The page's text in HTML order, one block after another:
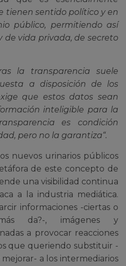
tienen sentido político y en
público, permitiendo así
vida privada, de secreto
la transparencia suele
a disposición de los
que estos datos sean
inteligible para la
es condición
pero no la garantiza“.
nuevos urinarios públicos
de este concepto de
una visibilidad continua
a la industria mediática.
informaciones -ciertas o
da?-, imágenes y
a provocar reacciones
que queriendo substituir -
a los intermediarios